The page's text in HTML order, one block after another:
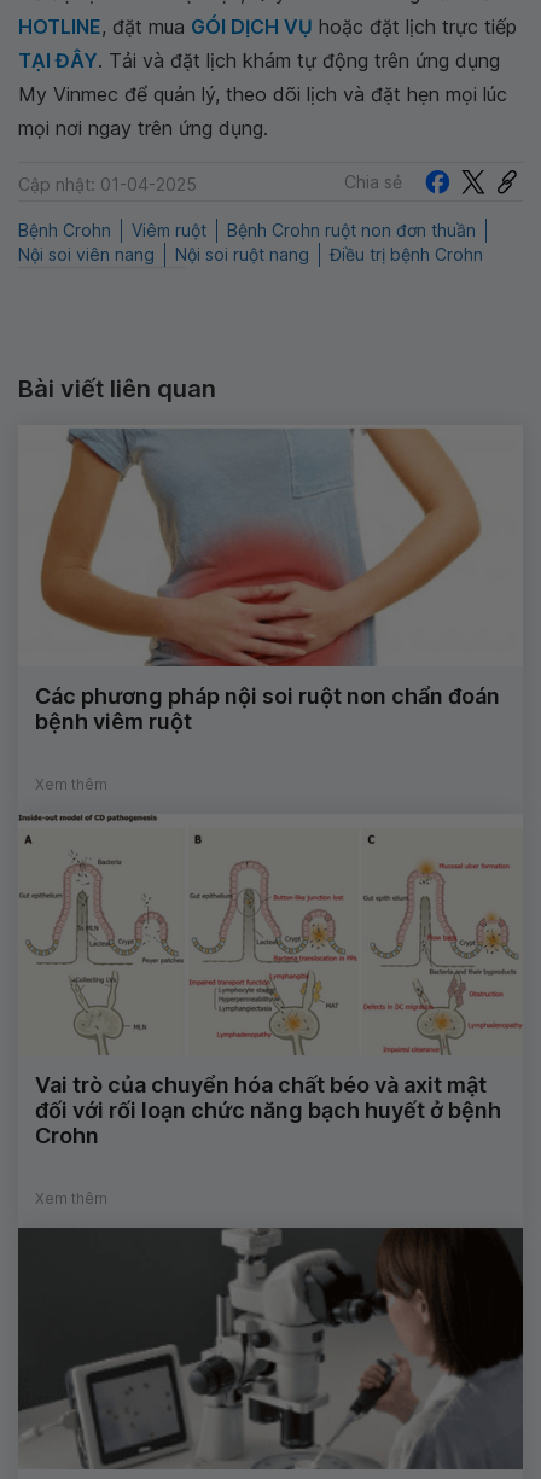
HOTLINE, đặt mua GÓI DỊCH VỤ hoặc đặt lịch trực tiếp
TẠI ĐÂY. Tải và đặt lịch khám tự động trên ứng dụng
My Vinmec để quản lý, theo dõi lịch và đặt hẹn mọi lúc
mọi nơi ngay trên ứng dụng.
Cập nhật: 01-04-2025 Chia sẻ
Bệnh Crohn Viêm ruột
Bệnh Crohn ruột non đơn thuần
Nội soi viên nang
Nội soi ruột nang Điều trị bệnh Crohn
Bài viết liên quan
Các phương pháp nội soi ruột non chẩn đoán
bệnh viêm ruột
Xem thêm
Vai trò của chuyển hóa chất béo và axit mật
đối với rối loạn chức năng bạch huyết ở bệnh
Crohn
Xem thêm